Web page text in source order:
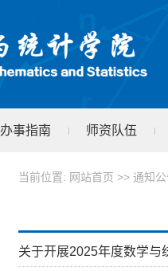
办事指南 | 师资队伍 |
当前位置: 网站首页 >> 通知
关于开展2025年度数学与